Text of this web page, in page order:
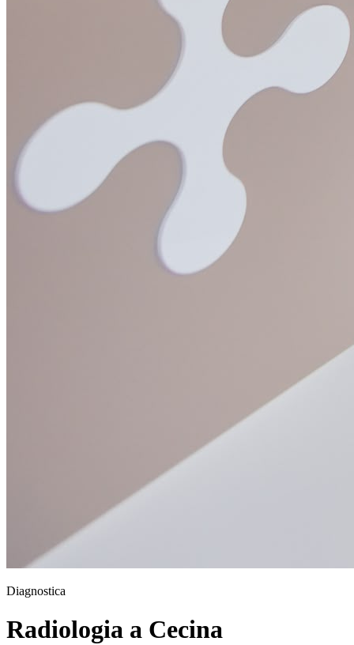
Diagnostica
Radiologia a Cecina